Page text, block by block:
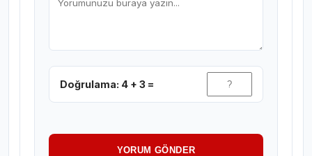
Doğrulama: 4 + 3 =
YORUM GÖNDER